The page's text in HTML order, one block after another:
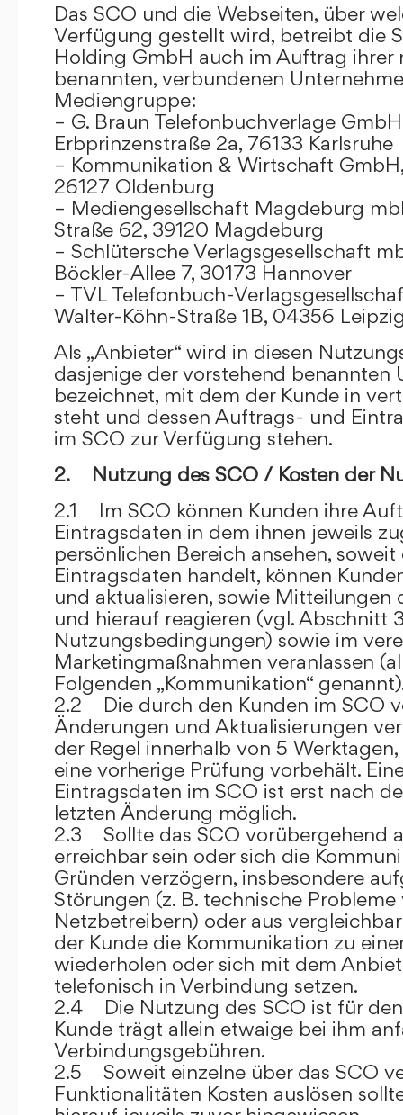
Das SCO und die Webseiten, über
Verfügung gestellt wird, betreibt die
Holding GmbH auch im Auftrag ihrer
benannten, verbundenen
Mediengruppe:
– G. Braun Telefonbuchverlage GmbH
Erbprinzenstraße 2a, 76133 Karlsruhe
– Kommunikation & Wirtschaft
26127 Oldenburg
– Mediengesellschaft Magdeburg
Straße 62, 39120 Magdeburg
– Schlütersche Verlagsgesellschaft
Böckler-Allee 7, 30173 Hannover
– TVL Telefonbuch-
Walter-Köhn-Straße 1B, 04356
Als „Anbieter“ wird in diesen
dasjenige der vorstehend benannten
bezeichnet, mit dem der Kunde in
steht und dessen Auftrags- und
im SCO zur Verfügung stehen.
2. Nutzung des SCO / Kosten der
2.1 Im SCO können Kunden ihre
Eintragsdaten in dem ihnen jeweils
persönlichen Bereich ansehen,
Eintragsdaten handelt, können
und aktualisieren, sowie Mitteilungen
und hierauf reagieren (vgl. Abschnitt
Nutzungsbedingungen) sowie im
Marketingmaßnahmen veranlassen
Folgenden „Kommunikation“
2.2 Die durch den Kunden im SCO
Änderungen und Aktualisierungen
der Regel innerhalb von 5
eine vorherige Prüfung vorbehält.
Eintragsdaten im SCO ist erst nach
letzten Änderung möglich.
2.3 Sollte das SCO vorübergehend
erreichbar sein oder sich die
Gründen verzögern, insbesondere
Störungen (z. B. technische
Netzbetreibern) oder aus
der Kunde die Kommunikation zu
wiederholen oder sich mit dem
telefonisch in Verbindung setzen.
2.4 Die Nutzung des SCO ist für den
Kunde trägt allein etwaige bei ihm
Verbindungsgebühren.
2.5 Soweit einzelne über das SCO
Funktionalitäten Kosten auslösen